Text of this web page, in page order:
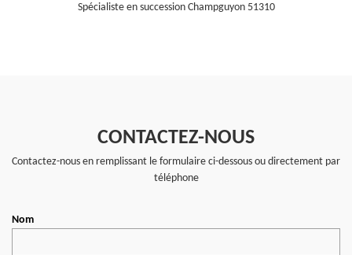
Spécialiste en succession Champguyon 51310
CONTACTEZ-NOUS
Contactez-nous en remplissant le formulaire ci-dessous ou directement par
téléphone
Nom